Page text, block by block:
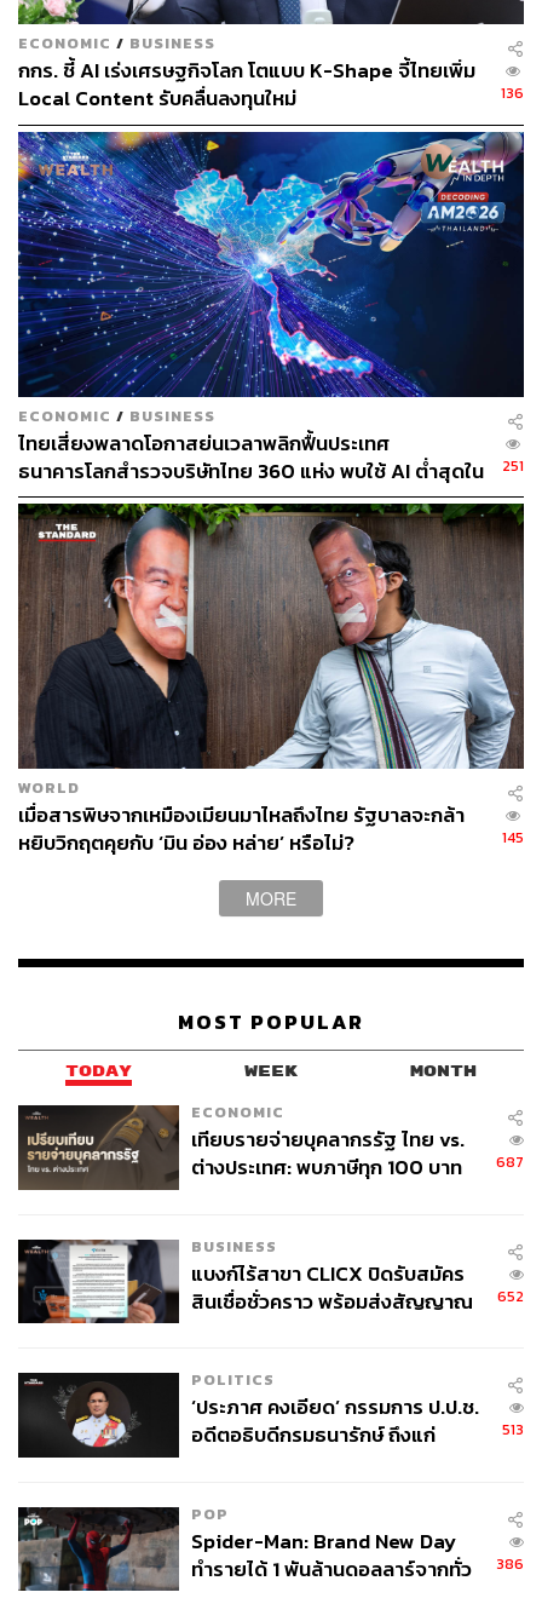
พุ่งสูง และชาติอาหรับเผชิญวิกฤตการขนส่งพลังงาน
เนื่องจากการปิดช่องแคบฮอร์มุซ โดย ผศ.ดร. มาโนชญ์มอง
ว่า UAE มีทางเลือกอื่นในการขนส่งน้ำมันผ่านท่าเรือฟูไจราห์
(Fujairah) ได้ ขณะที่การเป็นพันธมิตรกับศัตรูของอิหร่าน
อย่างสหรัฐฯ และอิสราเอล ก็ปิดประตูในการเจรจาขอใช้ช่อง
แคบฮอร์มุซไปโดยปริยาย
อาจารย์มองว่า การออกจาก OPEC จะทำให้ UAE สามารถ
ผลิตน้ำมันได้มากขึ้น ไม่ต้องอยู่ภายใต้ระบบโควตา อีกทั้งยัง
ส่งออกพลังงานผ่านท่าเรือฟูไจราห์ได้ง่ายขึ้น ถือเป็นหนทาง
กอบโกยผลประโยชน์ทางเศรษฐกิจรวดเร็วที่สุดในขณะนี้
UAE vs ซาอุดีอาระเบีย สัญญาณรอยร้าวกลุ่ม
ประเทศอ่าว
บทวิเคราะห์ New York Times มองว่า การประกาศถอนตัว
ของ UAE ถือเป็นการ ‘ทิ้งระเบิด’ ใส่ซาอุดีอาระเบีย ซึ่งขณะ
นั้น มกุฎราชกุมาร โมฮัมเหม็ด บิน ซัลมานกำลังทรงกล่าว
เปิดการประชุม GCC ในฐานะเจ้าภาพ
คริสติน ดีวาน (Kristin Diwan) นักวิชาการอาวุโสประจำ
สถาบันรัฐอ่าวอาหรับ (Arab Gulf States Institute) ในกรุง
วอชิงตันเชื่อว่า นี่คือการประกาศอิสรภาพของ UAE โดยไม่
ต้องรู้สึกว่า ประเทศจะต้องเป็นหนี้บุญคุณกับองค์กรที่ไม่
สอดคล้องกับผลประโยชน์แห่งชาติอีกต่อไป
ส่วน ผศ.ดร.มาโนชญ์มองว่า ท่าทีของ UAE สะท้อนให้เห็นถึง
รอยร้าวของกลุ่ม GCC โดยเฉพาะความขัดแย้งระหว่าง
ซาอุดีอาระเบียที่มีมาแต่เดิม เช่น
วิกฤตซูดาน:UAE สนับสนุนกองกำลังกึ่งทหาร (Rapid
โซมาเลีย & โซมาลีแลนด์:การเข้าไปสนับสนุนโซมาลี
แลนด์เพื่อประกาศแยกตัวจากโซมาเลีย แต่
ซาอุดีอาระเบียสนับสนุนนโยบายโซมาเลียเดียว คัดค้าน
การแบ่งแยกดินแดน
เยเมน:UAE สนับสนุนกลุ่ม Southern Transitional
Council (STC) หรือกลุ่มกบฏติดอาวุธในเยเมน ขณะที่
ครั้งสำคัญ เพราะสร้างความไม่พอใจให้กับ
ซาอุดีอาระเบียอย่างมาก โดยมองว่า หาก UAE มี
อิทธิพลในเยเมน ก็เท่ากับว่า อิสราเอลจะเข้ามาประชิด
นอกจากนี้ New York Times ยังมองไปถึงเรื่องความแตกต่าง
ทางนโยบายการผลิตน้ำมันระหว่าง 2 ประเทศใน OPEC
กล่าวคือ ซาอุดีอาระเบียต้องการดึงราคาน้ำมันให้สูงในระดับ
UAE ต้องการผลิตน้ำมันและเร่งขายออกไปให้มากที่สุด โดย
มองว่า เป็นโอกาสกอบโกย ก่อนที่โลกจะเปลี่ยนผ่านไปสู่
พลังงานสะอาด
ECONOMIC / BUSINESS
กกร. ชี้ AI เร่งเศรษฐกิจโลก โตแบบ K-Shape จี้ไทยเพิ่ม
Local Content รับคลื่นลงทุนใหม่
136
ECONOMIC / BUSINESS
ไทยเสี่ยงพลาดโอกาสย่นเวลาพลิกฟื้นประเทศ
ธนาคารโลกสำรวจบริษัทไทย 360 แห่ง พบใช้ AI ต่ำสุดใน
กลุ่ม ตามหลังเคนยาและไนจีเรียเกือบ 4 เท่า
251
WORLD
เมื่อสารพิษจากเหมืองเมียนมาไหลถึงไทย รัฐบาลจะกล้า
หยิบวิกฤตคุยกับ ‘มิน อ่อง หล่าย’ หรือไม่?
145
MORE
MOST POPULAR
TODAY WEEK MONTH
ECONOMIC
เทียบรายจ่ายบุคลากรรัฐ ไทย vs.
ต่างประเทศ: พบภาษีทุก 100 บาท
687
BUSINESS
แบงก์ไร้สาขา CLICX ปิดรับสมัคร
สินเชื่อชั่วคราว พร้อมส่งสัญญาณ
652
POLITICS
‘ประภาศ คงเอียด’ กรรมการ ป.ป.ช.
อดีตอธิบดีกรมธนารักษ์ ถึงแก่
513
POP
Spider-Man: Brand New Day
ทำรายได้ 1 พันล้านดอลลาร์จากทั่ว
386